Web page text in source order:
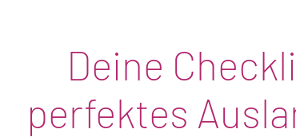
Deine
perfektes